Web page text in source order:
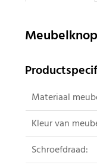
Materiaal
Kleur van
Schroefdraad: